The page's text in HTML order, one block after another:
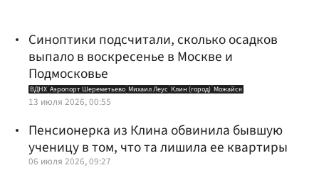
Синоптики подсчитали, сколько осадков
выпало в воскресенье в Москве и
Подмосковье
ВДНХ Аэропорт Шереметьево Михаил Леус Клин (город) Можайск
13 июля 2026, 00:55
Пенсионерка из Клина обвинила бывшую
ученицу в том, что та лишила ее квартиры
06 июля 2026, 09:27